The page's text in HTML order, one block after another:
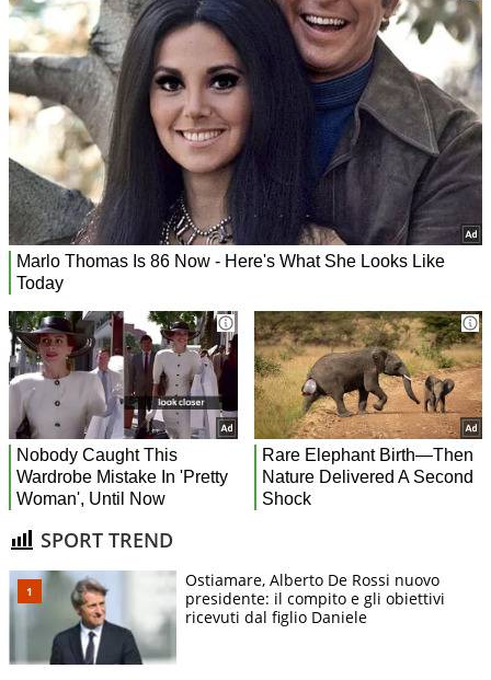
SPORT TREND
Ostiamare, Alberto De Rossi nuovo
presidente: il compito e gli obiettivi
ricevuti dal figlio Daniele